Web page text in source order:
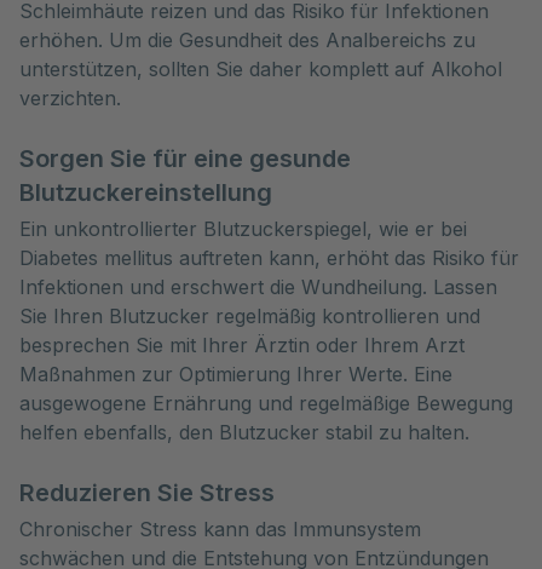
Schleimhäute reizen und das Risiko für Infektionen
erhöhen. Um die Gesundheit des Analbereichs zu
unterstützen, sollten Sie daher komplett auf Alkohol
verzichten.
Sorgen Sie für eine gesunde
Blutzuckereinstellung
Ein unkontrollierter Blutzuckerspiegel, wie er bei
Diabetes mellitus auftreten kann, erhöht das Risiko für
Infektionen und erschwert die Wundheilung. Lassen
Sie Ihren Blutzucker regelmäßig kontrollieren und
besprechen Sie mit Ihrer Ärztin oder Ihrem Arzt
Maßnahmen zur Optimierung Ihrer Werte. Eine
ausgewogene Ernährung und regelmäßige Bewegung
helfen ebenfalls, den Blutzucker stabil zu halten.
Reduzieren Sie Stress
Chronischer Stress kann das Immunsystem
schwächen und die Entstehung von Entzündungen